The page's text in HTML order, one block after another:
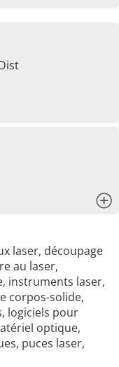
laser, découpage
au laser,
instruments laser,
corpos-solide,
logiciels pour
optique,
puces laser,